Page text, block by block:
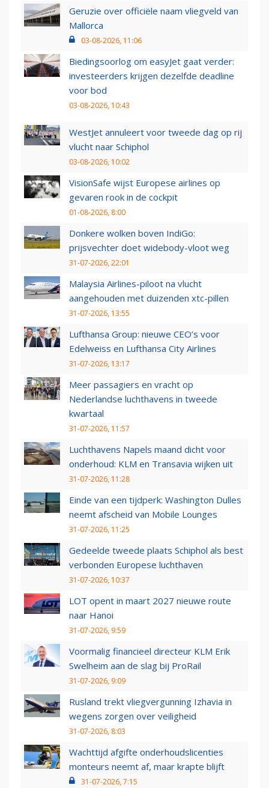
Geruzie over officiële naam vliegveld van
Mallorca
03-08-2026, 11:06
Biedingsoorlog om easyJet gaat verder:
investeerders krijgen dezelfde deadline
voor bod
03-08-2026, 10:43
WestJet annuleert voor tweede dag op rij
vlucht naar Schiphol
03-08-2026, 10:02
VisionSafe wijst Europese airlines op
gevaren rook in de cockpit
01-08-2026, 8:00
Donkere wolken boven IndiGo:
prijsvechter doet widebody-vloot weg
31-07-2026, 22:01
Malaysia Airlines-piloot na vlucht
aangehouden met duizenden xtc-pillen
31-07-2026, 13:55
Lufthansa Group: nieuwe CEO’s voor
Edelweiss en Lufthansa City Airlines
31-07-2026, 13:17
Meer passagiers en vracht op
Nederlandse luchthavens in tweede
kwartaal
31-07-2026, 11:57
Luchthavens Napels maand dicht voor
onderhoud: KLM en Transavia wijken uit
31-07-2026, 11:28
Einde van een tijdperk: Washington Dulles
neemt afscheid van Mobile Lounges
31-07-2026, 11:25
Gedeelde tweede plaats Schiphol als best
verbonden Europese luchthaven
31-07-2026, 10:37
LOT opent in maart 2027 nieuwe route
naar Hanoi
31-07-2026, 9:59
Voormalig financieel directeur KLM Erik
Swelheim aan de slag bij ProRail
31-07-2026, 9:09
Rusland trekt vliegvergunning Izhavia in
wegens zorgen over veiligheid
31-07-2026, 8:03
Wachttijd afgifte onderhoudslicenties
monteurs neemt af, maar krapte blijft
31-07-2026, 7:15